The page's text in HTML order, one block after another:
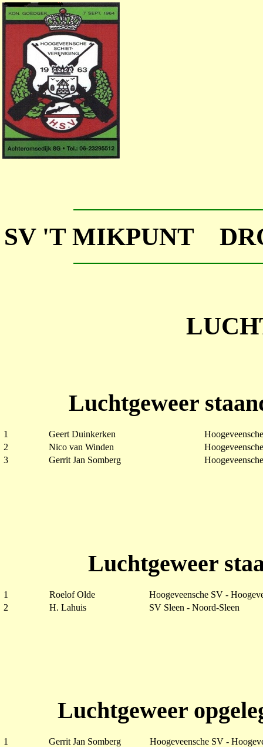
SV 'T MIKPUNT
Luchtgeweer
1 Geert Duinkerken
2
Nico van Winden
3
Gerrit Jan Somberg
Luchtgeweer
1 Roelof Olde
Hoogeveensche SV -
2
H. Lahuis SV Sleen - Noord-Sleen
Luchtgeweer
1 Gerrit Jan Somberg
Hoogeveensche SV -